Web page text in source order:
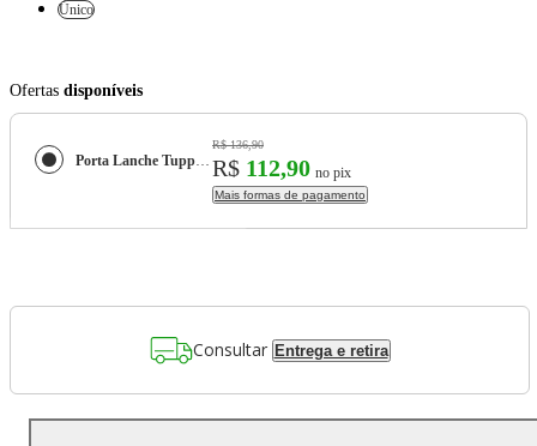
Único
Ofertas disponíveis
Porta Lanche Tupperware com Divisórias
R$ 136,90
R$ 112,90 no pix
Mais formas de pagamento
Consultar Entrega e retira